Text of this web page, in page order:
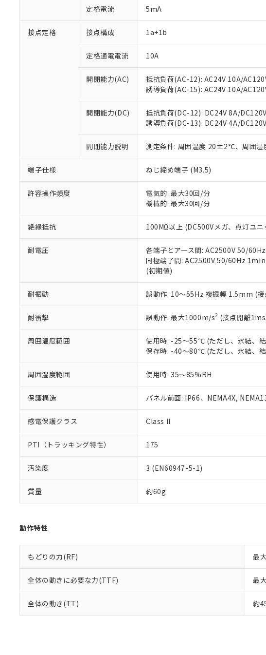
定格電流 5mA
接点定格 接点構成 1a+1b
定格通電電流 10A
開閉能力(AC)
抵抗負荷(AC-12): AC24V 10A/
誘導負荷(AC-15): AC24V 10A/
開閉能力(DC)
抵抗負荷(DC-12): DC24V 8A/
誘導負荷(DC-13): DC24V 4A/
開閉能力説明 測定条件: 周囲温度 20±2℃、周囲
端子仕様 ねじ締め端子 (M3.5)
許容操作頻度
電気的: 最大30回/分
機械的: 最大30回/分
絶縁抵抗 100MΩ以上 (DC500Vメガ、点灯ユニ
耐電圧
各端子とアース間: AC2500V 50/
同極端子間: AC2500V 50/60Hz
(初期値)
耐振動 誤動作: 10～55Hz 複振幅 1.5mm (
耐衝撃 誤動作: 最大1000m/s2 (接点開離
周囲温度範囲
使用時: -25～55℃ (ただし、氷結、
保存時: -40～80℃ (ただし、氷結、
周囲湿度範囲 使用時: 35～85%RH
保護構造 パネル前面: IP66、NEMA4X,
感電保護クラス Class II
PTI（トラッキング特性） 175
汚染度 3 (EN60947-5-1)
質量 約60g
動作特性
もどりの力(RF) 最
全体の動きに必要な力(TTF) 最
全体の動き(TT) 約
ご利用条件
以下の条件をお読みいただき、
本サービスは、当社制御機
くものです。
在庫状況および標準価格照
のであり、閲覧された時点
い。
正式な納期状況および標準
当社販売員にご相談くださ
オムロン制御機器販売店や当
す。
マイパーツ機能（部品リス
ている必要があります。
お客様が当ウェブサイト上
が、当社の製品・サービス
さい。
※当社の共同利用者とは、"
いる法人を指します。
対応予定：EU RoHS指令（10物
調査・確認中：EU RoHS指令（
非該当品：ライセンス料など無
仕入先様の事情により、非含有部
があります。
*EU RoHS指令（10物質）：
鉛(Pb) 1000ppm以下、 水銀(Hg)
六価クロム(Cr(Ⅵ)) 1000ppm以下、ポリ臭
ル（DBP） 1000ppm以下、フタル酸ジイ
但し、RoHS指令で産業用監視および制御
フタル酸エステル類の４物質については閾
※2 対応予定月
下記の非含有証明書をダウンロ
EU RoHS指令（10物質）の非含
51物質の非含有証明書（当社基準
※本証明書は発行日時点で非含有
また、RoHS指令のフタル酸エス
既に当社にて対応品への在庫切
り割愛しております。
※1 中国RoHS○×表
「×」：最大均質材料含有率が中
「－」：未確認です。当社販売
*中国RoHS10物質の基準値 (GB/T26572)：
Pb(鉛) :1000ppm、 Hg(水銀) : 1000ppm、
Cr(Ⅵ)(六価クロム) : 1000ppm、 PBBs(ポリ
DBP(フタル酸ジブチル) : 1000ppm、
DEHP(フタル酸ビス(2-エチルヘキシル)) :
※2 環境保護使用期限
「ｅ」：有害物質（10物質）のす
「10」：通常の使用状況下にお
「－」：未確認です。当社販売
当社は、これら貴社製品の
う）を輸出または国外への
当社は規制貨物を破棄する
ます。
当社は貴社製品を、核兵器
置等に一切使用いたしませ
当社は、貴社製品を第三者
また当社は、販売先および
記
号
説明
○ 一定数以上の在庫あり
△ 一定数には満たないが
－
在庫なし(最新の在庫状
機器販売店・当社販売
空
白
受注生産機種、また在